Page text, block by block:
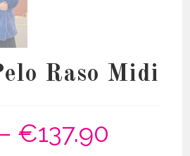
Raso Midi
€137.90